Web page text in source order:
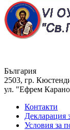
България
2503, гр.
ул. "Ефрем
Контакти
Декларация
Условия за